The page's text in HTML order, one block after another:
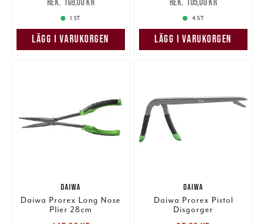
169,00 kr
1 ST
LÄGG I VARUKORGEN
105,00 kr
4 ST
LÄGG I VARUKORGEN
DAIWA
Daiwa Prorex Long Nose
Plier 28cm
DAIWA
Daiwa Prorex Pistol
Disgorger